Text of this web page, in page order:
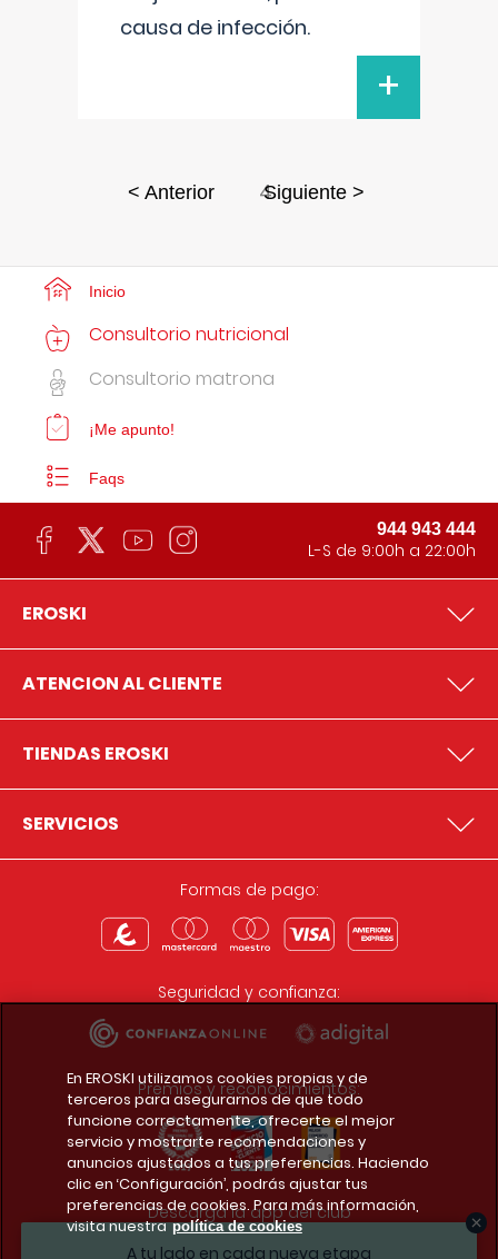
causa de infección.
+
< Anterior 4
Siguiente >
A tu lado en cada nueva etapa
Inicio
Consultorio nutricional
Consultorio matrona
¡Me apunto!
Faqs
944 943 444
L-S de 9:00h a 22:00h
EROSKI
ATENCION AL CLIENTE
TIENDAS EROSKI
SERVICIOS
Formas de pago:
Seguridad y confianza:
Premios y reconocimientos:
Descarga la app del club
En EROSKI utilizamos cookies propias y de
terceros para asegurarnos de que todo
funcione correctamente, ofrecerte el mejor
servicio y mostrarte recomendaciones y
anuncios ajustados a tus preferencias. Haciendo
clic en ‘Configuración’, podrás ajustar tus
preferencias de cookies. Para más información,
visita nuestra política de cookies